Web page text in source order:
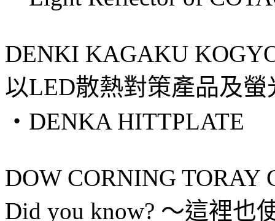
DENKI KAGAKU
以LED散熱對策產品及
・DENKA HITTPLATE
DOW CORNING TORAY
Did you know? ～這裡也